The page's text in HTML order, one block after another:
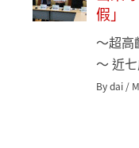
假」
～超高
～ 近
By dai /